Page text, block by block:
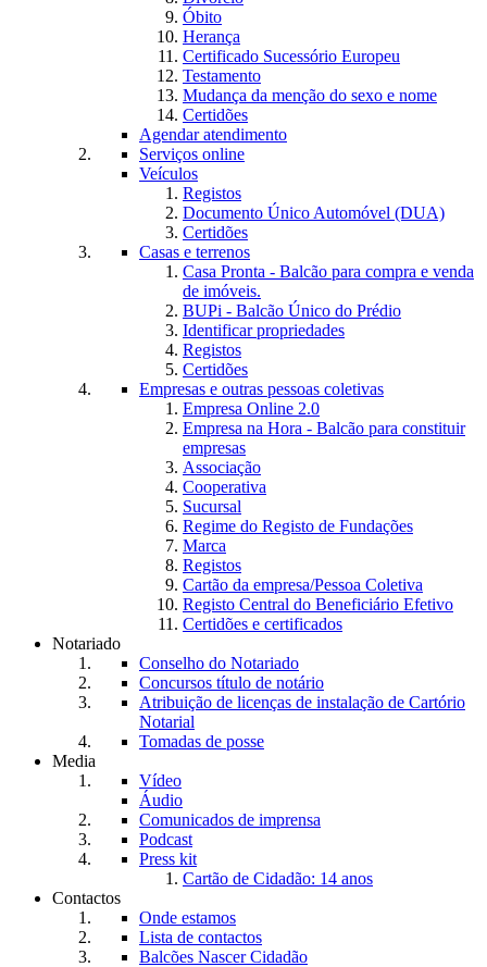
Óbito
Herança
Certificado Sucessório Europeu
Testamento
Mudança da menção do sexo e nome
Certidões
Agendar atendimento
Serviços online
Veículos
Registos
Documento Único Automóvel (DUA)
Certidões
Casas e terrenos
Casa Pronta - Balcão para compra e venda
de imóveis.
BUPi - Balcão Único do Prédio
Identificar propriedades
Registos
Certidões
Empresas e outras pessoas coletivas
Empresa Online 2.0
Empresa na Hora - Balcão para constituir
empresas
Associação
Cooperativa
Sucursal
Regime do Registo de Fundações
Marca
Registos
Cartão da empresa/Pessoa Coletiva
Registo Central do Beneficiário Efetivo
Certidões e certificados
Notariado
Conselho do Notariado
Concursos título de notário
Atribuição de licenças de instalação de Cartório
Notarial
Tomadas de posse
Media
Vídeo
Áudio
Comunicados de imprensa
Podcast
Press kit
Cartão de Cidadão: 14 anos
Contactos
Onde estamos
Lista de contactos
Balcões Nascer Cidadão